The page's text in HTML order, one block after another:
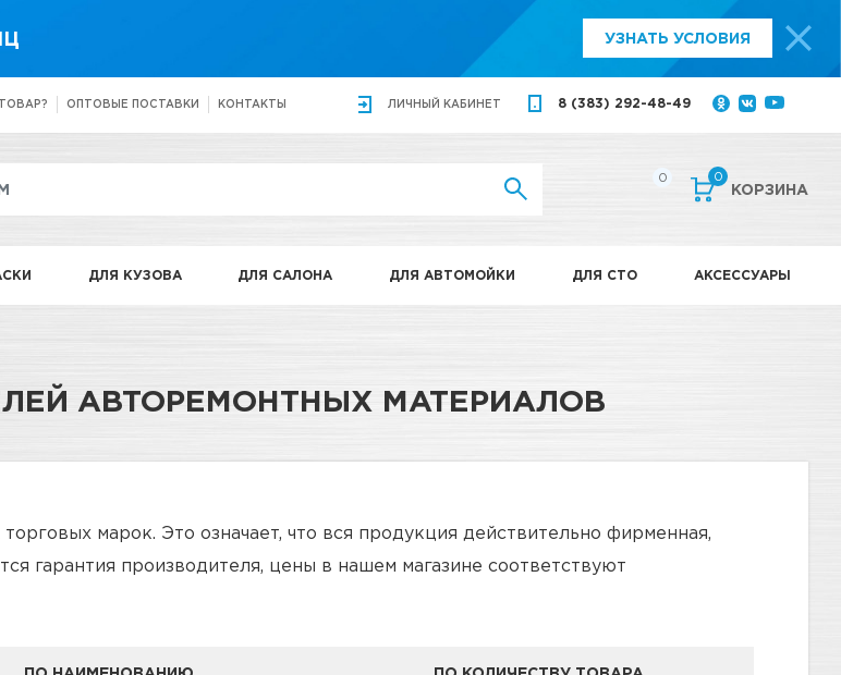
УЗНАТЬ УСЛОВИЯ
ОПТОВЫЕ ПОСТАВКИ КОНТАКТЫ ЛИЧНЫЙ КАБИНЕТ 8 (383) 292-48-49
0 0
КОРЗИНА
ДЛЯ КУЗОВА ДЛЯ САЛОНА ДЛЯ АВТОМОЙКИ ДЛЯ СТО АКСЕССУАРЫ
АВТОРЕМОНТНЫХ МАТЕРИАЛОВ
марок. Это означает, что вся продукция действительно фирменная,
гарантия производителя, цены в нашем магазине соответствуют